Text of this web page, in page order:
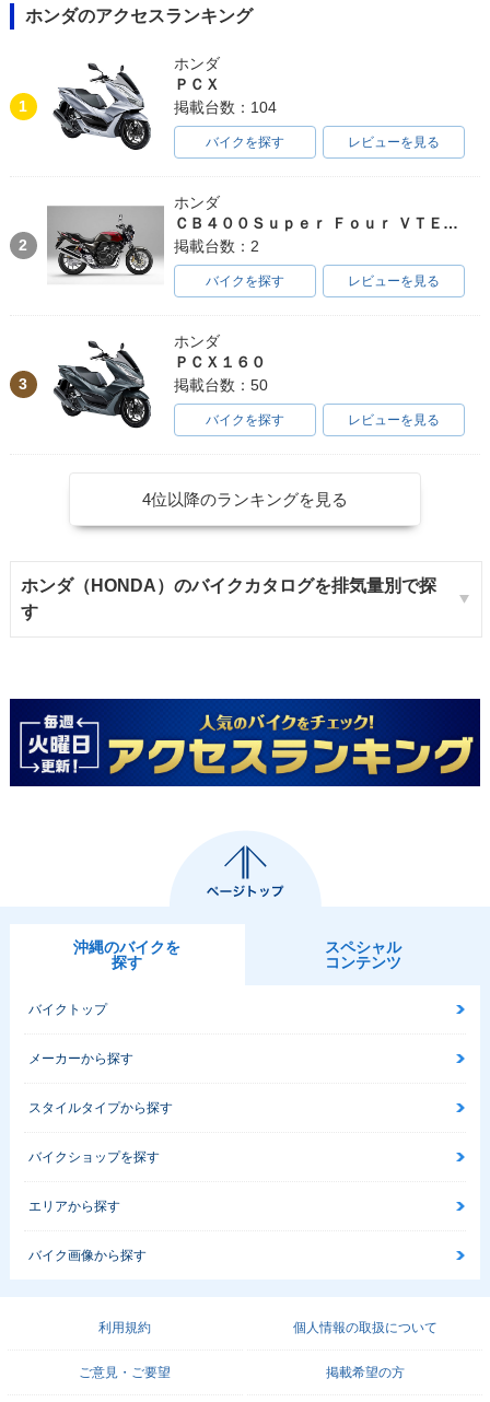
ホンダのアクセスランキング
1
ホンダ
ＰＣＸ
掲載台数：104
バイクを探す レビューを見る
2
ホンダ
ＣＢ４００Ｓｕｐｅｒ Ｆｏｕｒ ＶＴＥＣ ＳＰＥＣ３
掲載台数：2
バイクを探す レビューを見る
3
ホンダ
ＰＣＸ１６０
掲載台数：50
バイクを探す レビューを見る
4位以降のランキングを見る
ホンダ（HONDA）のバイクカタログを排気量別で探
す
沖縄のバイクを
探す
スペシャル
コンテンツ
バイクトップ
メーカーから探す
スタイルタイプから探す
バイクショップを探す
エリアから探す
バイク画像から探す
利用規約 個人情報の取扱について
ご意見・ご要望 掲載希望の方